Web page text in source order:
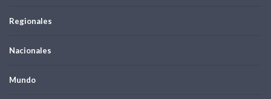
Regionales
Nacionales
Mundo